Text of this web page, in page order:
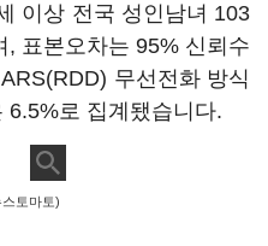
이상 전국 성인남녀 103
표본오차는 95% 신뢰수
무선전화 방식
6.5%로 집계됐습니다.
토마토)